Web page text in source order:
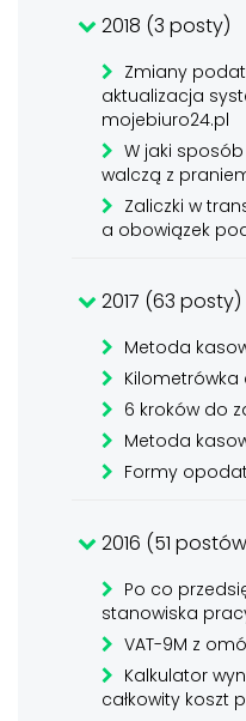
2018 (3 posty)
Zmiany
aktualizacja
mojebiuro24.pl
W jaki
walczą z
Zaliczki w
a obowiązek
2017 (63 posty)
Metoda
Kilometrówka
6 kroków do
Metoda
Formy
2016 (51
Po co
stanowiska
VAT-9M z
Kalkulator
całkowity koszt